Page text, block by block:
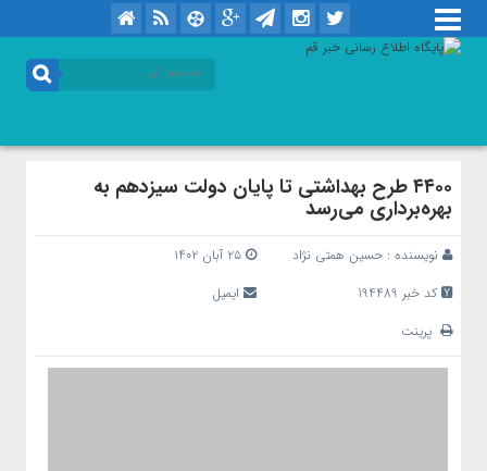
۴۴۰۰ طرح بهداشتی تا پایان دولت سیزدهم به
بهره‌برداری می‌رسد
نویسنده : حسین همتی نژاد
۲۵ آبان ۱۴۰۲
کد خبر 194489
ایمیل
پرینت